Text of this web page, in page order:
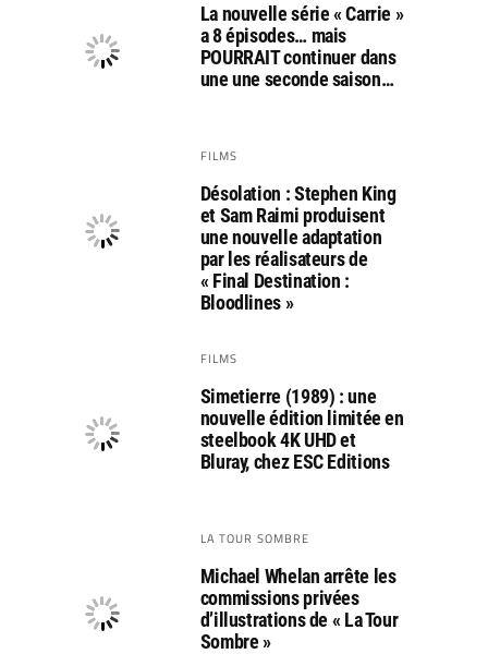
La nouvelle série « Carrie »
a 8 épisodes… mais
POURRAIT continuer dans
une une seconde saison…
FILMS
Désolation : Stephen King
et Sam Raimi produisent
une nouvelle adaptation
par les réalisateurs de
« Final Destination :
Bloodlines »
FILMS
Simetierre (1989) : une
nouvelle édition limitée en
steelbook 4K UHD et
Bluray, chez ESC Editions
LA TOUR SOMBRE
Michael Whelan arrête les
commissions privées
d’illustrations de « La Tour
Sombre »